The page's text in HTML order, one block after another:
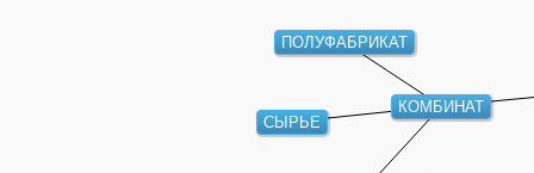
КОМБИНАТ
ПОЛУФАБРИКАТ
СЫРЬЕ